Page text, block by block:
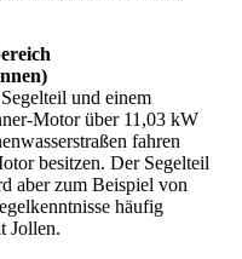
und einem
Motor über 11,03 kW
fahren
besitzen. Der Segelteil
aber zum Beispiel von
häufig
Jollen.